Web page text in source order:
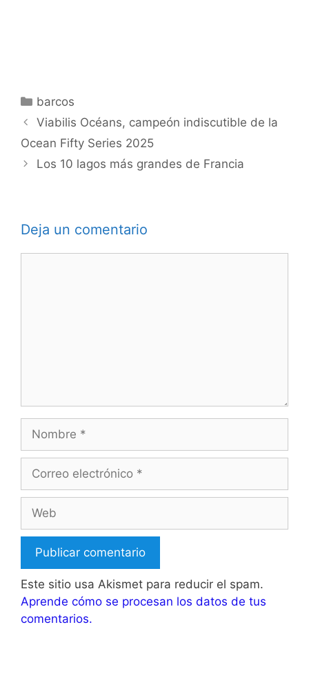
Categorías
barcos
Viabilis Océans, campeón indiscutible de la
Ocean Fifty Series 2025
Los 10 lagos más grandes de Francia
Deja un comentario
electrónico
Este sitio usa Akismet para reducir el spam.
Aprende cómo se procesan los datos de tus
comentarios.